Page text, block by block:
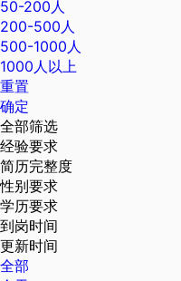
50-200人
200-500人
500-1000人
1000人以上
重置
确定
全部筛选
经验要求
简历完整度
性别要求
学历要求
到岗时间
更新时间
全部